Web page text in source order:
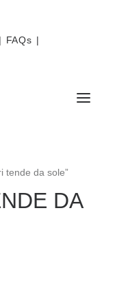
| FAQs |
tende da sole”
DA